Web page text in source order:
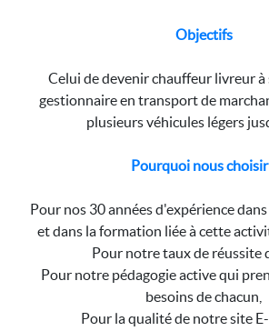
Objectifs
Celui de devenir chauffeur livreur à
gestionnaire en transport de
plusieurs véhicules légers
Pourquoi nous choisir
Pour nos 30 années d'expérience
et dans la formation liée à cette
Pour notre taux de réussite
Pour notre pédagogie active qui
besoins de chacun,
Pour la qualité de notre site